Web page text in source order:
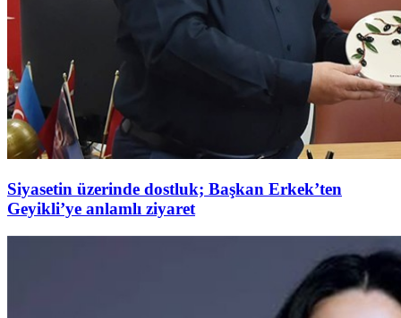
Siyasetin üzerinde dostluk; Başkan Erkek’ten
Geyikli’ye anlamlı ziyaret